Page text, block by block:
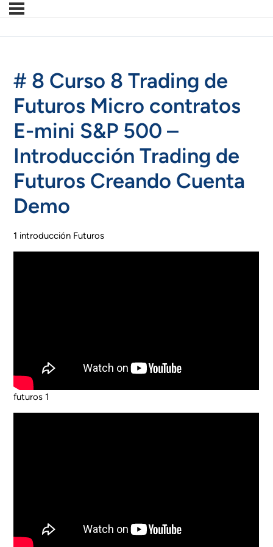
# 8 Curso 8 Trading de
Futuros Micro contratos
E-mini S&P 500 –
Introducción Trading de
Futuros Creando Cuenta
Demo
1 introducción Futuros
futuros 1